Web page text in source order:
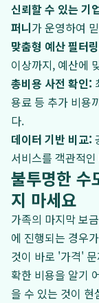
신뢰할 수 있는 기
퍼니가 운영하여
맞춤형 예산 필터
이상까지, 예산에
총비용 사전 확인:
용료 등 추가 비용
다.
데이터 기반 비교:
서비스를 객관적
불투명한 수
지 마세요
가족의 마지막 보
에 진행되는 경우
것이 바로 '가격'
확한 비용을 알기
을 수 있는 것이